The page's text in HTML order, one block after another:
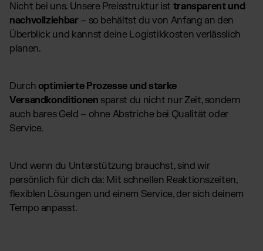
Nicht bei uns. Unsere Preisstruktur ist transparent und
nachvollziehbar– so behältst du von Anfang an den
Überblick und kannst deine Logistikkosten verlässlich
planen.
Durch optimierte Prozesse und starke
Versandkonditionen sparst du nicht nur Zeit, sondern
auch bares Geld – ohne Abstriche bei Qualität oder
Service.
Und wenn du Unterstützung brauchst, sind wir
persönlich für dich da: Mit schnellen Reaktionszeiten,
flexiblen Lösungen und einem Service, der sich deinem
Tempo anpasst.